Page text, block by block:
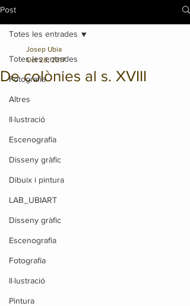
Post
Totes les entrades
Fotografia
Altres
Il·lustració
Escenografia
Disseny gràfic
Dibuix i pintura
LAB_UBIART
Disseny gràfic
Escenografia
Fotografia
Il·lustració
Pintura
Totes les entrades
De colònies al s. XVIII
Josep Ubia
Oct 28, 2017